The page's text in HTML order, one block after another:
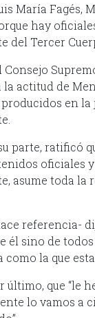
María Fagés,
hay
del Tercer
Consejo
la actitud de
en la
parte, ratificó
oficiales
asume toda la
referencia-
él sino de
como la que
último, que “le
lo vamos a